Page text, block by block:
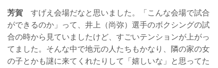
芳賀 すげえ会場だなと思いました。「こんな会場で試合
ができるのか」って、井上（尚弥）選手のボクシングの試
合の時から見ていましたけど、すごいテンションが上がっ
てました。そんな中で地元の人たちもかなり、隣の家の女
の子とかも謎に来てくれたりして「嬉しいな」と思ってた